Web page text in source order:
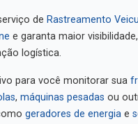
de Rastreamento
e garanta maior visibilidade,
logística.
para você monitorar sua
máquinas pesadas
ou
geradores de energia